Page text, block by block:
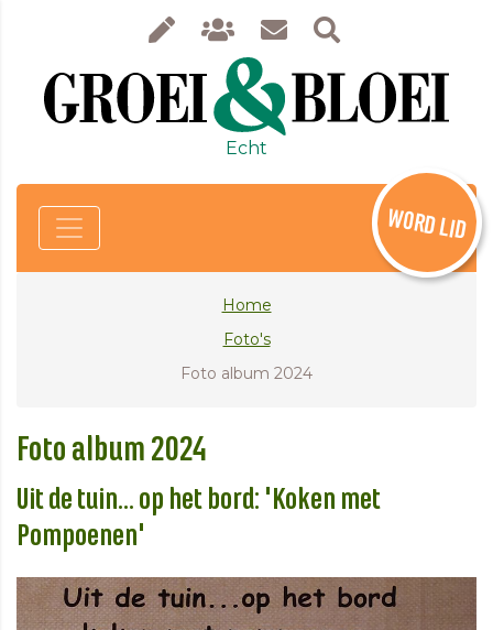
Echt
WORD LID
Home
Foto's
Foto album 2024
Foto album 2024
Uit de tuin... op het bord: 'Koken met
Pompoenen'